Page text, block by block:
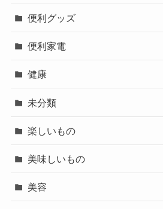
便利グッズ
便利家電
健康
未分類
楽しいもの
美味しいもの
美容